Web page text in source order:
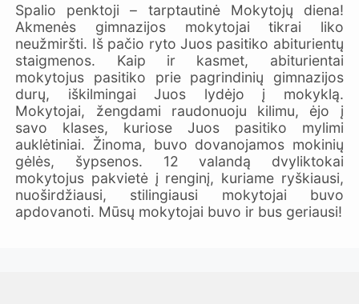
Spalio penktoji – tarptautinė Mokytojų diena!
Akmenės gimnazijos mokytojai tikrai liko
neužmiršti. Iš pačio ryto Juos pasitiko abiturientų
staigmenos. Kaip ir kasmet, abiturientai
mokytojus pasitiko prie pagrindinių gimnazijos
durų, iškilmingai Juos lydėjo į mokyklą.
Mokytojai, žengdami raudonuoju kilimu, ėjo į
savo klases, kuriose Juos pasitiko mylimi
auklėtiniai. Žinoma, buvo dovanojamos mokinių
gėlės, šypsenos. 12 valandą dvyliktokai
mokytojus pakvietė į renginį, kuriame ryškiausi,
nuoširdžiausi, stilingiausi mokytojai buvo
apdovanoti. Mūsų mokytojai buvo ir bus geriausi!